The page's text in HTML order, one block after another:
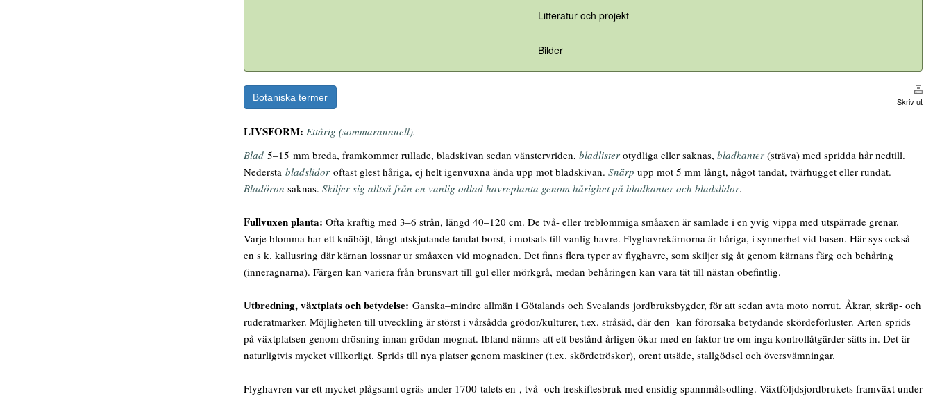
Litteratur och projekt
Bilder
Botaniska termer Skriv ut
LIVSFORM: Ettårig (sommarannuell).
Blad 5–15 mm breda, framkommer rullade, bladskivan sedan vänstervriden, bladlister otydliga eller saknas, bladkanter (sträva) med spridda hår nedtill.
Nedersta bladslidor oftast glest håriga, ej helt igenvuxna ända upp mot bladskivan. Snärp upp mot 5 mm långt, något tandat, tvärhugget eller rundat.
Bladöron saknas. Skiljer sig alltså från en vanlig odlad havreplanta genom hårighet på bladkanter och bladslidor.
Fullvuxen planta: Ofta kraftig med 3–6 strån, längd 40–120 cm. De två- eller treblommiga småaxen är samlade i en yvig vippa med utspärrade grenar.
Varje blomma har ett knäböjt, långt utskjutande tandat borst, i motsats till vanlig havre. Flyghavrekärnorna är håriga, i synnerhet vid basen. Här sys också
en s k. kallusring där kärnan lossnar ur småaxen vid mognaden. Det finns flera typer av flyghavre, som skiljer sig åt genom kärnans färg och behåring
(inneragnarna). Färgen kan variera från brunsvart till gul eller mörkgrå, medan behåringen kan vara tät till nästan obefintlig.
Utbredning, växtplats och betydelse: Ganska–mindre allmän i Götalands och Svealands jordbruksbygder, för att sedan avta moto norrut. Åkrar, skräp- och
ruderatmarker. Möjligheten till utveckling är störst i vårsådda grödor/kulturer, t.ex. stråsäd, där den kan förorsaka betydande skördeförluster. Arten sprids
på växtplatsen genom drösning innan grödan mognat. Ibland nämns att ett bestånd årligen ökar med en faktor tre om inga kontrollåtgärder sätts in. Det är
naturligtvis mycket villkorligt. Sprids till nya platser genom maskiner (t.ex. skördetröskor), orent utsäde, stallgödsel och översvämningar.
Flyghavren var ett mycket plågsamt ogräs under 1700-talets en-, två- och treskiftesbruk med ensidig spannmålsodling. Växtföljdsjordbrukets framväxt under